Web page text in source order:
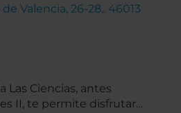
Valencia, 26-28,. 46013
Las Ciencias, antes
II, te permite disfrutar